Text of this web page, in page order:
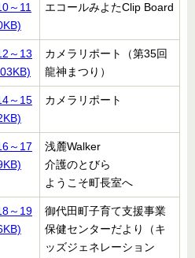
～11
エコールみよたClip Board
～13
カメラリポート（第35回
龍神まつり）
～15
カメラリポート
～17
浅麓Walker
介護のとびら
ようこそ町長室へ
～19
御代田町子育て支援事業
保健センターだより（キ
ッズジェネレーション